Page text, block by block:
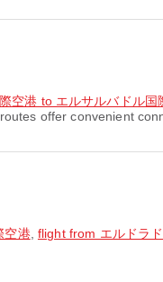
空港 to エルサルバドル国
offer convenient
空港, flight from エルドラ